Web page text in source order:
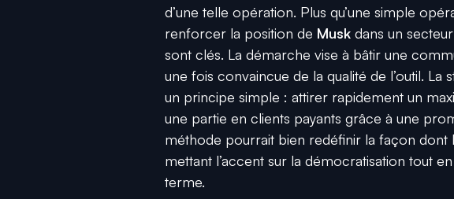
d’une telle opération. Plus qu’une simple
renforcer la position de Musk dans un
sont clés. La démarche vise à bâtir une
une fois convaincue de la qualité de l’outil. La
un principe simple : attirer rapidement un
une partie en clients payants grâce à une
méthode pourrait bien redéfinir la façon dont
mettant l’accent sur la démocratisation tout
terme.